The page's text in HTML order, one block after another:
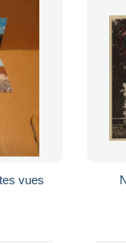
vues